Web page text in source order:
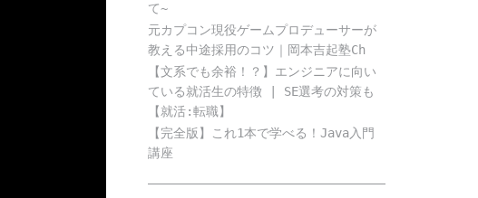
て~
元カプコン現役ゲームプロデューサーが
教える中途採用のコツ｜岡本吉起塾Ch
【文系でも余裕！？】エンジニアに向い
ている就活生の特徴 | SE選考の対策も
【就活:転職】
【完全版】これ1本で学べる！Java入門
講座